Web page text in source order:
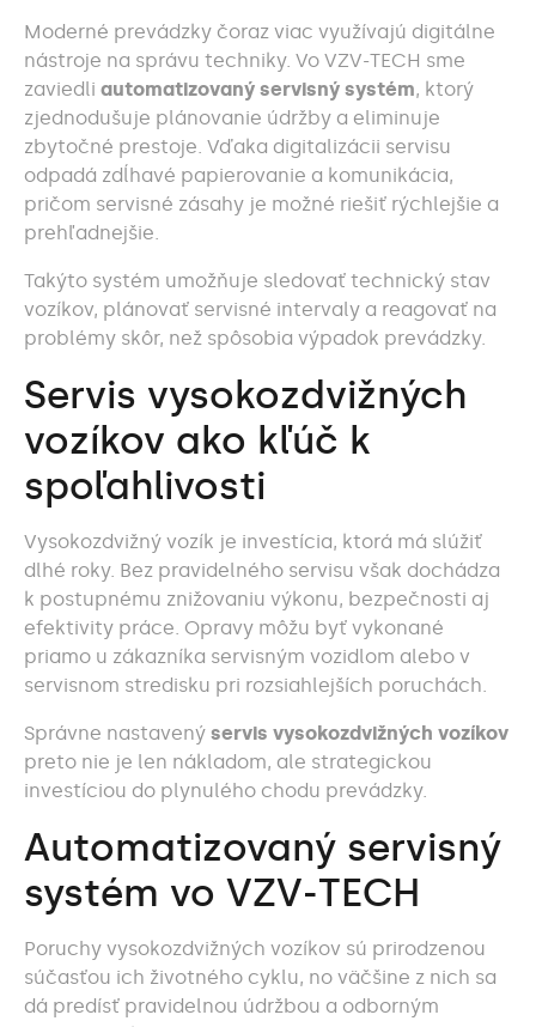
Moderné prevádzky čoraz viac využívajú digitálne
nástroje na správu techniky. Vo VZV-TECH sme
zaviedli automatizovaný servisný systém, ktorý
zjednodušuje plánovanie údržby a eliminuje
zbytočné prestoje. Vďaka digitalizácii servisu
odpadá zdĺhavé papierovanie a komunikácia,
pričom servisné zásahy je možné riešiť rýchlejšie a
prehľadnejšie.
Takýto systém umožňuje sledovať technický stav
vozíkov, plánovať servisné intervaly a reagovať na
problémy skôr, než spôsobia výpadok prevádzky.
Servis vysokozdvižných
vozíkov ako kľúč k
spoľahlivosti
Vysokozdvižný vozík je investícia, ktorá má slúžiť
dlhé roky. Bez pravidelného servisu však dochádza
k postupnému znižovaniu výkonu, bezpečnosti aj
efektivity práce. Opravy môžu byť vykonané
priamo u zákazníka servisným vozidlom alebo v
servisnom stredisku pri rozsiahlejších poruchách.
Správne nastavený servis vysokozdvižných vozíkov
preto nie je len nákladom, ale strategickou
investíciou do plynulého chodu prevádzky.
Automatizovaný servisný
systém vo VZV-TECH
Poruchy vysokozdvižných vozíkov sú prirodzenou
súčasťou ich životného cyklu, no väčšine z nich sa
dá predísť pravidelnou údržbou a odborným